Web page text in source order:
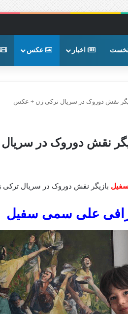
اخبار عکس
نقش دوروک در سریال ترکی زن + عکس
نقش دوروک در
بازیگر نقش دوروک در سریال
علی سمی سفیل